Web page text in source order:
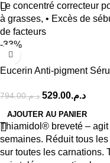
Le concentré correcteur
à grasses, • Excès de
de facteurs
-33%
Eucerin Anti-pigment
د.م.794.00 د.م.529.00
AJOUTER AU PANIER
Thiamidol® breveté –
semaines. Réduit tous
sur toutes les carnations.